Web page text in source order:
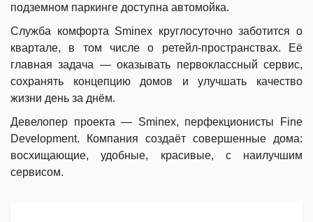
подземном паркинге доступна автомойка.
Служба комфорта Sminex круглосуточно заботится о
квартале, в том числе о ретейл-пространствах. Её
главная задача — оказывать первоклассный сервис,
сохранять концепцию домов и улучшать качество
жизни день за днём.
Девелопер проекта — Sminex, перфекционисты Fine
Development. Компания создаёт совершенные дома:
восхищающие, удобные, красивые, с наилучшим
сервисом.